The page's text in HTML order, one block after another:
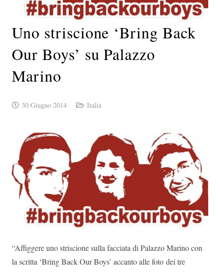
Uno striscione ‘Bring Back
Our Boys’ su Palazzo
Marino
30 Giugno 2014 Italia
“Affiggere uno striscione sulla facciata di Palazzo Marino con
la scritta ‘Bring Back Our Boys’ accanto alle foto dei tre